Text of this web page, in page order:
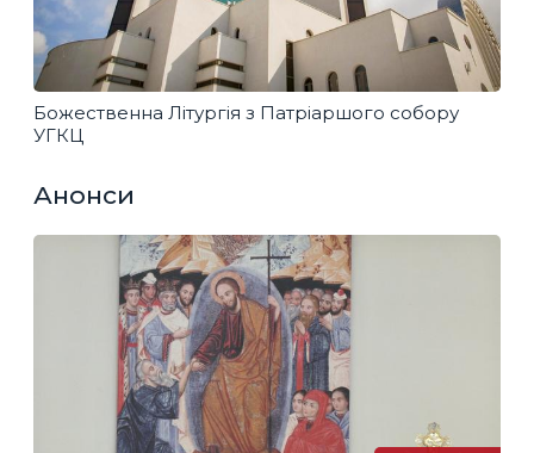
Божественна Літургія з Патріаршого собору
УГКЦ
Анонси